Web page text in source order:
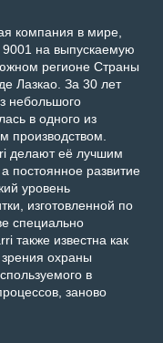
компания в мире,
9001 на выпускаемую
регионе Страны
Лазкао. За 30 лет
небольшого
в одного из
производством.
делают её лучшим
постоянное развитие
уровень
изготовленной по
специально
также известна как
зрения охраны
в
заново